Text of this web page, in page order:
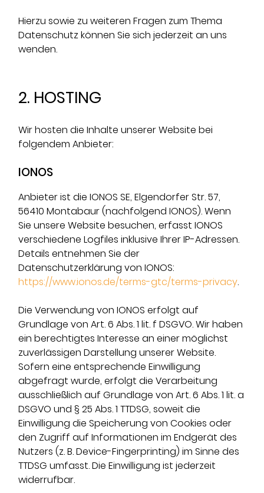
Hierzu sowie zu weiteren Fragen zum Thema
Datenschutz können Sie sich jederzeit an uns
wenden.
2. HOSTING
Wir hosten die Inhalte unserer Website bei
folgendem Anbieter:
IONOS
Anbieter ist die IONOS SE, Elgendorfer Str. 57,
56410 Montabaur (nachfolgend IONOS). Wenn
Sie unsere Website besuchen, erfasst IONOS
verschiedene Logfiles inklusive Ihrer IP-Adressen.
Details entnehmen Sie der
Datenschutzerklärung von IONOS:
https://www.ionos.de/terms-gtc/terms-privacy.
Die Verwendung von IONOS erfolgt auf
Grundlage von Art. 6 Abs. 1 lit. f DSGVO. Wir haben
ein berechtigtes Interesse an einer möglichst
zuverlässigen Darstellung unserer Website.
Sofern eine entsprechende Einwilligung
abgefragt wurde, erfolgt die Verarbeitung
ausschließlich auf Grundlage von Art. 6 Abs. 1 lit. a
DSGVO und § 25 Abs. 1 TTDSG, soweit die
Einwilligung die Speicherung von Cookies oder
den Zugriff auf Informationen im Endgerät des
Nutzers (z. B. Device-Fingerprinting) im Sinne des
TTDSG umfasst. Die Einwilligung ist jederzeit
widerrufbar.